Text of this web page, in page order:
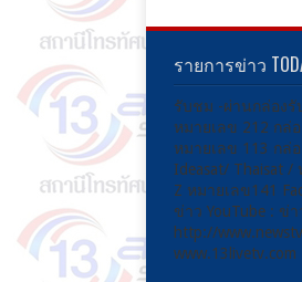
รายการข่าว
รับชม -ผ่านกล่อง
หมายเลข 212 กล่
หมายเลข 113 กล่
Ideasat/ Thaisat /
Z หมายเลข141
ข่าว YouTube : ข่
http://
www.13livetv.com